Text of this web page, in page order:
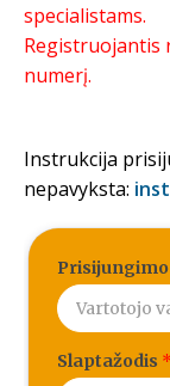
specialistams.
Registruojantis
numerį.
Instrukcija
nepavyksta:
Slaptažodis *